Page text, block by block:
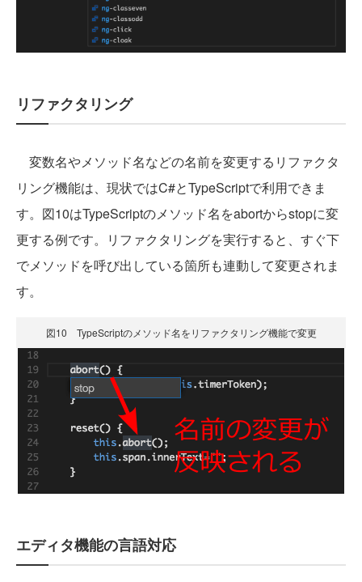
リファクタリング
変数名やメソッド名などの名前を変更するリファクタ
リング機能は、現状ではC#とTypeScriptで利用できま
す。図10はTypeScriptのメソッド名をabortからstopに変
更する例です。リファクタリングを実行すると、すぐ下
でメソッドを呼び出している箇所も連動して変更されま
す。
図10 TypeScriptのメソッド名をリファクタリング機能で変更
エディタ機能の言語対応